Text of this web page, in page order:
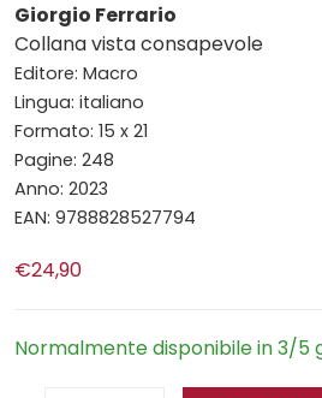
Giorgio Ferrario
Collana vista consapevole
Editore: Macro
Lingua: italiano
Formato: 15 x 21
Pagine: 248
Anno: 2023
EAN: 9788828527794
€24,90
Normalmente disponibile in 3/5